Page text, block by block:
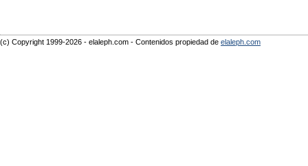
(c) Copyright 1999-2026 - elaleph.com - Contenidos propiedad de elaleph.com